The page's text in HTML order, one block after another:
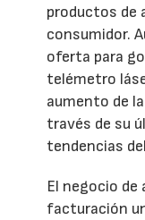
productos de
consumidor.
oferta para
telémetro
aumento de
través de su
tendencias
El negocio
facturación